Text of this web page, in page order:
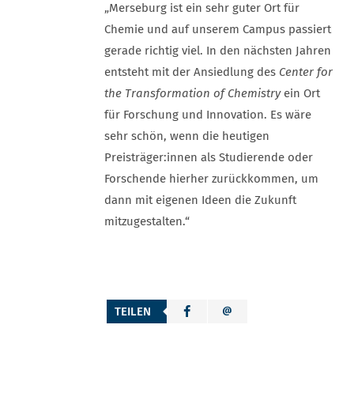
„Merseburg ist ein sehr guter Ort für
Chemie und auf unserem Campus passiert
gerade richtig viel. In den nächsten Jahren
entsteht mit der Ansiedlung des Center for
the Transformation of Chemistry ein Ort
für Forschung und Innovation. Es wäre
sehr schön, wenn die heutigen
Preisträger:innen als Studierende oder
Forschende hierher zurückkommen, um
dann mit eigenen Ideen die Zukunft
mitzugestalten.“
TEILEN